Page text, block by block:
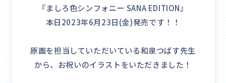
『ましろ色シンフォニー SANA EDITION』
本日2023年6月23日(金)発売です！！
原画を担当していただいている和泉つばす先生
から、お祝いのイラストをいただきました！